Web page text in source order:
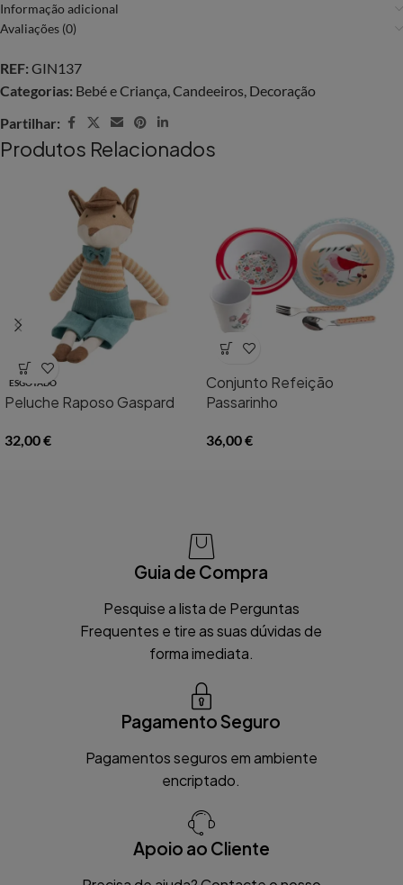
Informação adicional
Avaliações (0)
REF: GIN137
Categorias: Bebé e Criança,Candeeiros, Decoração
Partilhar:
Produtos Relacionados
ESGOTADO
Peluche Raposo Gaspard
32,00€
Conjunto Refeição
Passarinho
36,00€
Guia de Compra
Pesquise a lista de Perguntas
Frequentes e tire as suas dúvidas de
forma imediata.
Pagamento Seguro
Pagamentos seguros em ambiente
encriptado.
Apoio ao Cliente